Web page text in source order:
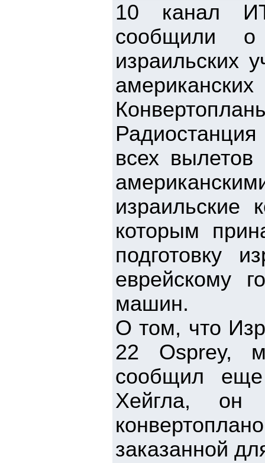
10 канал
сообщили о
израильских
всех вылетов
которым
подготовку
еврейскому
машин.
О том, что
22 Osprey,
сообщил
Хейгла, он
заказанной